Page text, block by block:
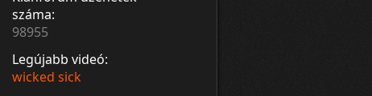
száma:
98955
Legújabb videó:
wicked sick